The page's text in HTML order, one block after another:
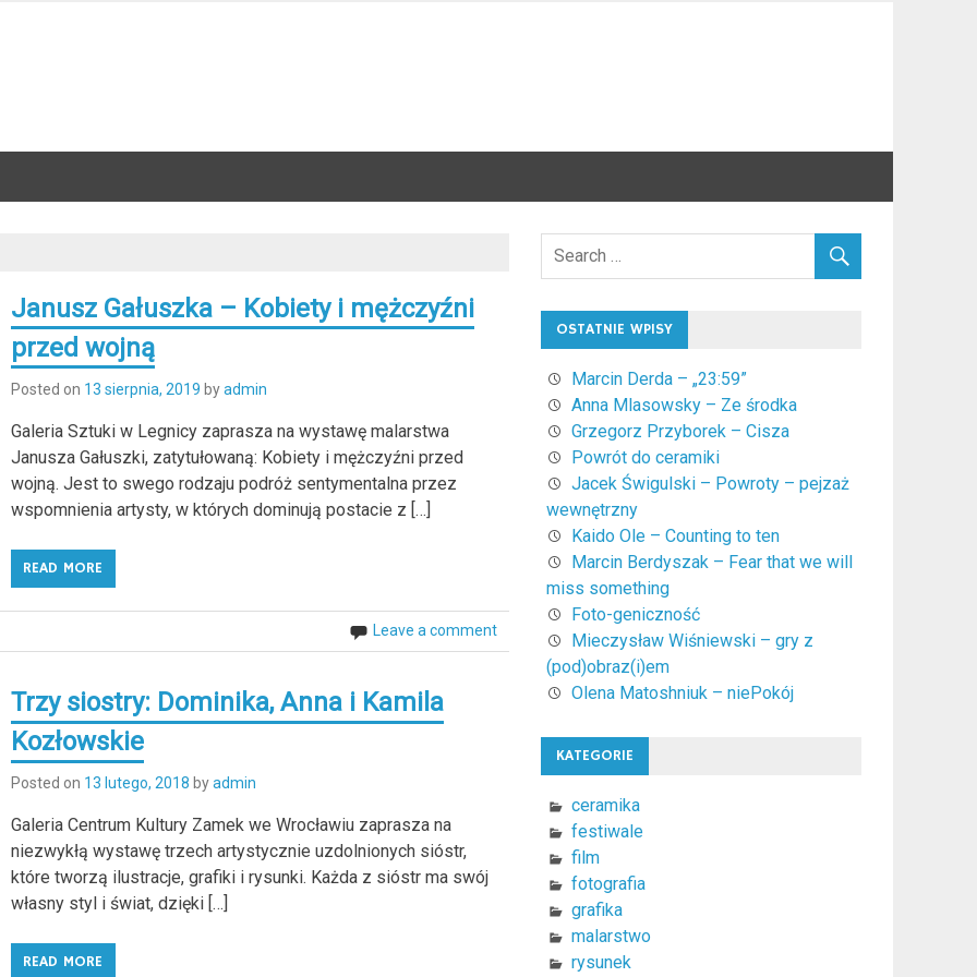
Janusz Gałuszka – Kobiety i mężczyźni
przed wojną
Posted on 13 sierpnia, 2019 byadmin
Galeria Sztuki w Legnicy zaprasza na wystawę malarstwa
Janusza Gałuszki, zatytułowaną: Kobiety i mężczyźni przed
wojną. Jest to swego rodzaju podróż sentymentalna przez
wspomnienia artysty, w których dominują postacie z […]
READ MORE
Leave a comment
Trzy siostry: Dominika, Anna i Kamila
Kozłowskie
Posted on 13 lutego, 2018 byadmin
Galeria Centrum Kultury Zamek we Wrocławiu zaprasza na
niezwykłą wystawę trzech artystycznie uzdolnionych sióstr,
które tworzą ilustracje, grafiki i rysunki. Każda z sióstr ma swój
własny styl i świat, dzięki […]
READ MORE
OSTATNIE WPISY
Marcin Derda – „23:59”
Anna Mlasowsky – Ze środka
Grzegorz Przyborek – Cisza
Powrót do ceramiki
Jacek Świgulski – Powroty – pejzaż
wewnętrzny
Kaido Ole – Counting to ten
Marcin Berdyszak – Fear that we will
miss something
Foto-geniczność
Mieczysław Wiśniewski – gry z
(pod)obraz(i)em
Olena Matoshniuk – niePokój
KATEGORIE
ceramika
festiwale
film
fotografia
grafika
malarstwo
rysunek